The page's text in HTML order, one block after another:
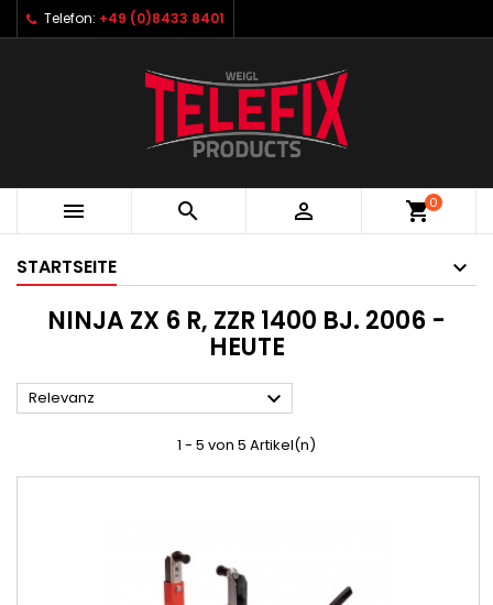
Telefon: +49 (0)8433 8401
   shopping_cart0
STARTSEITE
NINJA ZX 6 R, ZZR 1400 BJ. 2006 -
HEUTE
Relevanz 
1 - 5 von 5 Artikel(n)